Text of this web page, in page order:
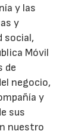
y las
y
social,
Móvil
de
negocio,
y
sus
nuestro